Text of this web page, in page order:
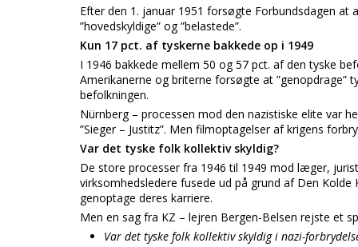
Efter den 1. januar 1951 forsøgte Forbundsdagen
”hovedskyldige” og ”belastede”.
Kun 17 pct. af tyskerne bakkede op i 1949
I 1946 bakkede mellem 50 og 57 pct. af den tyske
Amerikanerne og briterne forsøgte at
befolkningen.
Nürnberg – processen mod den nazistiske elite var
”Sieger – Justitz”. Men filmoptagelser af krigens
Var det tyske folk kollektiv skyldig?
De store processer fra 1946 til 1949 mod læger,
virksomhedsledere fusede ud på grund af Den
genoptage deres karriere.
Men en sag fra KZ – lejren Bergen-Belsen rejste et
Var det tyske folk kollektiv skyldig i nazi-